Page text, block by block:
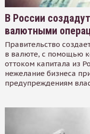
В России
валютными
Правительство
в валюте, с помощью
оттоком капитала из
нежелание бизнеса
предупреждениям